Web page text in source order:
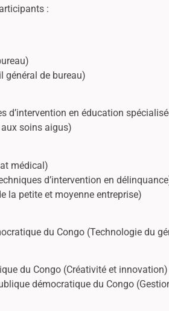
:
général de bureau)
d’intervention en éducation
soins aigus)
médical)
d’intervention en
la petite et moyenne entreprise)
du Congo (Technologie du
du Congo (Créativité et innovation)
démocratique du Congo